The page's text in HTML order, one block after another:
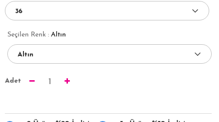
Seçilen Renk : Altın
Adet 1